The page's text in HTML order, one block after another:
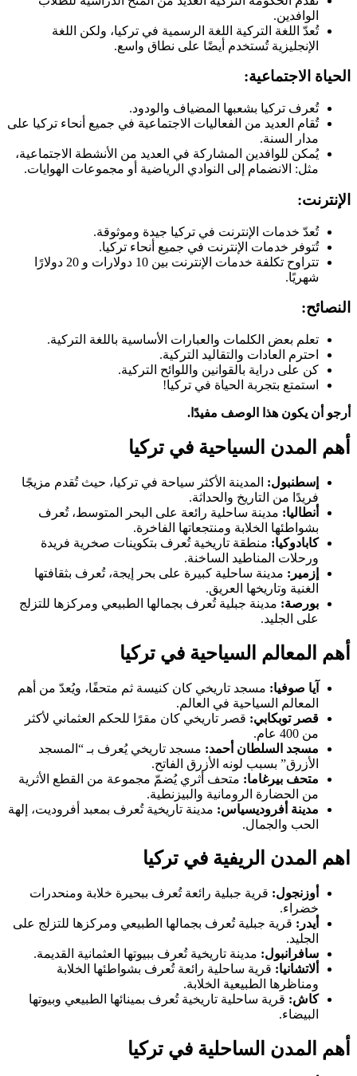
الوافدين.
تُعدّ اللغة التركية اللغة الرسمية في تركيا، ولكن اللغة
الإنجليزية تُستخدم أيضًا على نطاق واسع.
الحياة الاجتماعية:
تُعرف تركيا بشعبها المضياف والودود.
تُقام العديد من الفعاليات الاجتماعية في جميع أنحاء تركيا على
مدار السنة.
يُمكن للوافدين المشاركة في العديد من الأنشطة الاجتماعية،
مثل: الانضمام إلى النوادي الرياضية أو مجموعات الهوايات.
الإنترنت:
تُعدّ خدمات الإنترنت في تركيا جيدة وموثوقة.
تُتوفر خدمات الإنترنت في جميع أنحاء تركيا.
تتراوح تكلفة خدمات الإنترنت بين 10 دولارات و 20 دولارًا
شهريًا.
النصائح:
تعلم بعض الكلمات والعبارات الأساسية باللغة التركية.
احترم العادات والتقاليد التركية.
كن على دراية بالقوانين واللوائح التركية.
استمتع بتجربة الحياة في تركيا!
أرجو أن يكون هذا الوصف مفيدًا.
أهم المدن السياحية في تركيا
إسطنبول: المدينة الأكثر سياحة في تركيا، حيث تُقدم مزيجًا
فريدًا من التاريخ والحداثة.
أنطاليا: مدينة ساحلية رائعة على البحر المتوسط، تُعرف
بشواطئها الخلابة ومنتجعاتها الفاخرة.
كابادوكيا: منطقة تاريخية تُعرف بتكوينات صخرية فريدة
ورحلات المناطيد الساخنة.
إزمير: مدينة ساحلية كبيرة على بحر إيجة، تُعرف بثقافتها
الغنية وتاريخها العريق.
بورصة: مدينة جبلية تُعرف بجمالها الطبيعي ومركزها للتزلج
على الجليد.
أهم المعالم السياحية في تركيا
آيا صوفيا: مسجد تاريخي كان كنيسة ثم متحفًا، ويُعدّ من أهم
المعالم السياحية في العالم.
قصر توبكابي: قصر تاريخي كان مقرًا للحكم العثماني لأكثر
من 400 عام.
مسجد السلطان أحمد: مسجد تاريخي يُعرف بـ “المسجد
الأزرق” بسبب لونه الأزرق الفاتح.
متحف بيرغاما: متحف أثري يُضمّ مجموعة من القطع الأثرية
من الحضارة الرومانية والبيزنطية.
مدينة أفروديسياس: مدينة تاريخية تُعرف بمعبد أفروديت، إلهة
الحب والجمال.
اهم المدن الريفية في تركيا
أوزنجول: قرية جبلية رائعة تُعرف ببحيرة خلابة ومنحدرات
خضراء.
أيدر: قرية جبلية تُعرف بجمالها الطبيعي ومركزها للتزلج على
الجليد.
سافرانبول: مدينة تاريخية تُعرف ببيوتها العثمانية القديمة.
ألاتشانيا: قرية ساحلية رائعة تُعرف بشواطئها الخلابة
ومناظرها الطبيعية الخلابة.
كاش: قرية ساحلية تاريخية تُعرف بمينائها الطبيعي وبيوتها
البيضاء.
أهم المدن الساحلية في تركيا